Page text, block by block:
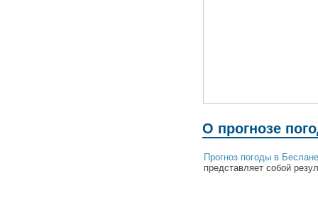
О прогнозе
Прогноз погоды в
представляет собой